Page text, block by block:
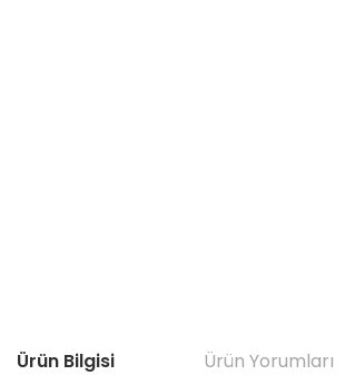
Ürün Bilgisi Ürün Yorumları